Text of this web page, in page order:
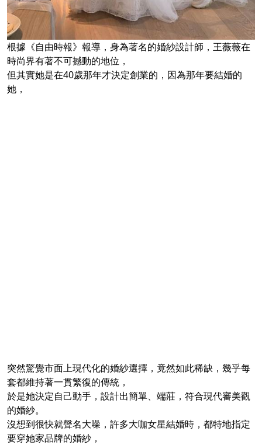
根據《自由時報》報導，身為著名的婚紗設計師，王薇薇在
時尚界有著不可撼動的地位，
但其實她是在40歲那年才決定創業的，因為那年要結婚的
她，
突然驚覺市面上現代化的婚紗選擇，竟然如此稀缺，幾乎每
套都維持著一貫繁復的傳統，
於是她決定自己動手，設計出簡單、端莊，符合現代審美觀
的婚紗。
沒想到很快就聲名大噪，許多大咖女星結婚時，都特地指定
要穿她家品牌的婚紗，